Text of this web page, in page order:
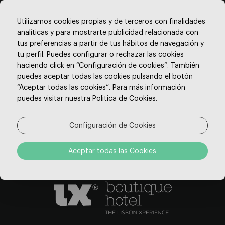
RNET 4837
LIBRO DE RECLAMACIONES
TRIPADVISOR
FACEBOOK
SUSCRIBIR NEWSLETTER
BAJA DEL NEWSLETTER
Utilizamos cookies propias y de terceros con finalidades
analíticas y para mostrarte publicidad relacionada con
tus preferencias a partir de tus hábitos de navegación y
tu perfil. Puedes configurar o rechazar las cookies
haciendo click en “Configuración de cookies”. También
puedes aceptar todas las cookies pulsando el botón
“Aceptar todas las cookies”. Para más información
puedes visitar nuestra Politica de Cookies.
Configuración de Cookies
Aceptar todas las Cookies